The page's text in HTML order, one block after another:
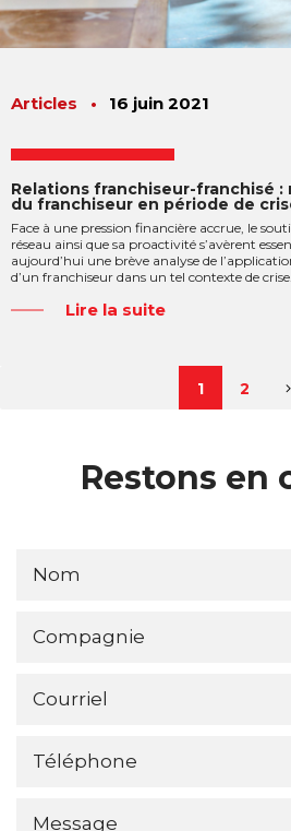
Articles • 16 juin 2021
Relations franchiseur-franchisé
du franchiseur en période de
Face à une pression financière accrue, le
réseau ainsi que sa proactivité s’avèrent
aujourd’hui une brève analyse de
d’un franchiseur dans un tel contexte de crise.
Lire la suite
1 2
Restons en